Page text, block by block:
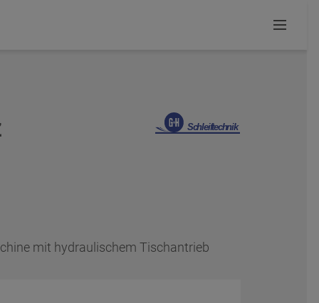
mit hydraulischem Tischantrieb